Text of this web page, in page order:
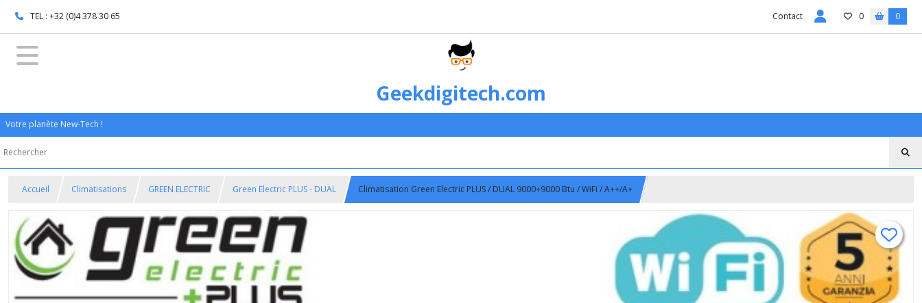
TEL : +32 (0)4 378 30 65 Contact 0 0
Geekdigitech.com
Votre planète New-Tech !
Accueil Climatisations GREEN ELECTRIC Green Electric PLUS - DUAL Climatisation Green Electric PLUS / DUAL 9000+9000 Btu / WiFi / A++/A+